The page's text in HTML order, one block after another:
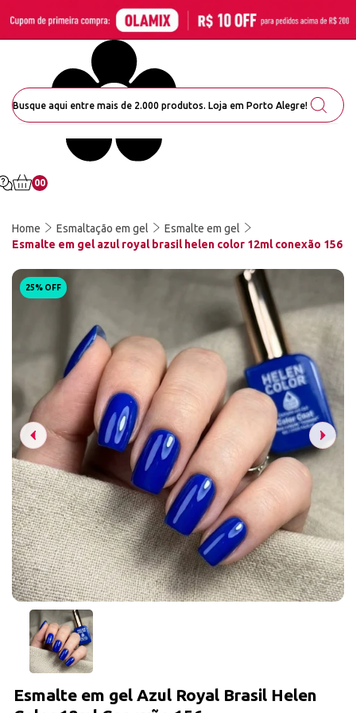
00
Home Esmaltação em gel
Esmalte em gel
Esmalte em gel azul royal brasil helen color 12ml conexão 156
25% OFF
Esmalte em gel Azul Royal Brasil Helen